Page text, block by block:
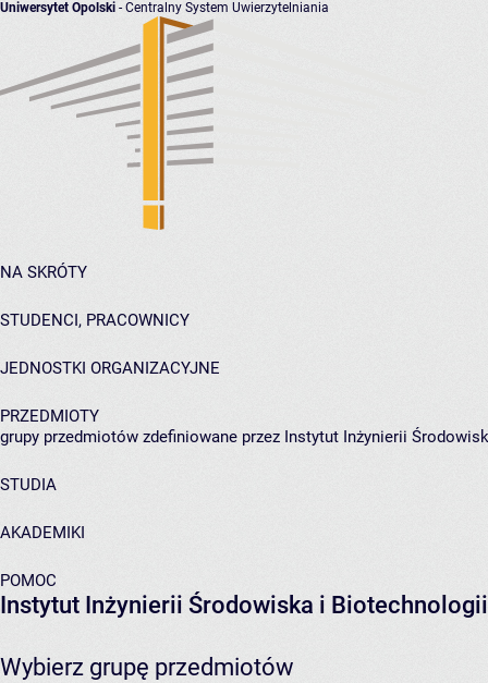
Uniwersytet Opolski - Centralny System Uwierzytelniania
NA SKRÓTY
STUDENCI, PRACOWNICY
JEDNOSTKI ORGANIZACYJNE
PRZEDMIOTY
grupy przedmiotów zdefiniowane przez Instytut Inżynierii
STUDIA
AKADEMIKI
POMOC
Instytut Inżynierii Środowiska i Biotechnologii
Wybierz grupę przedmiotów